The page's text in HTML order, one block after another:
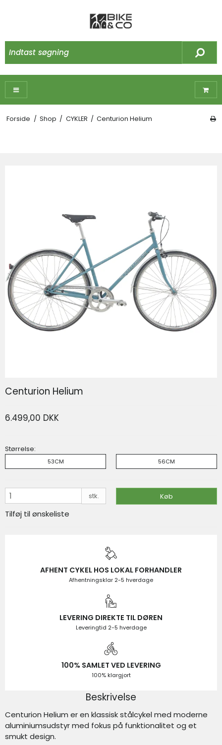
Forside / Shop / CYKLER / Centurion Helium
På lager
VIS PRODUKT KØB
Centurion Helium
6.499,00 DKK
Størrelse:
53CM 56CM
stk. Køb
Tilføj til ønskeliste
AFHENT CYKEL HOS LOKAL FORHANDLER
Afhentningsklar 2-5 hverdage
LEVERING DIREKTE TIL DØREN
Leveringtid 2-5 hverdage
100% SAMLET VED LEVERING
100% klargjort
Beskrivelse
Centurion Helium er en klassisk stålcykel med moderne
aluminiumsudstyr med fokus på funktionalitet og et
smukt design.